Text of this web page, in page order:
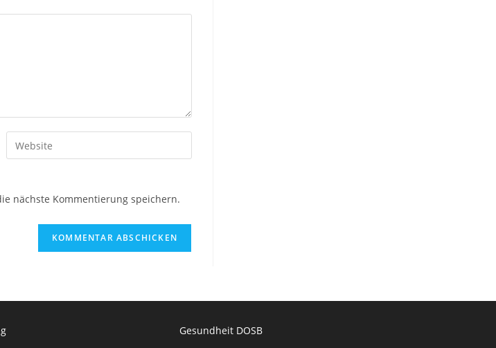
Gib
deine
(optional)
nächste Kommentierung speichern.
Gesundheit DOSB